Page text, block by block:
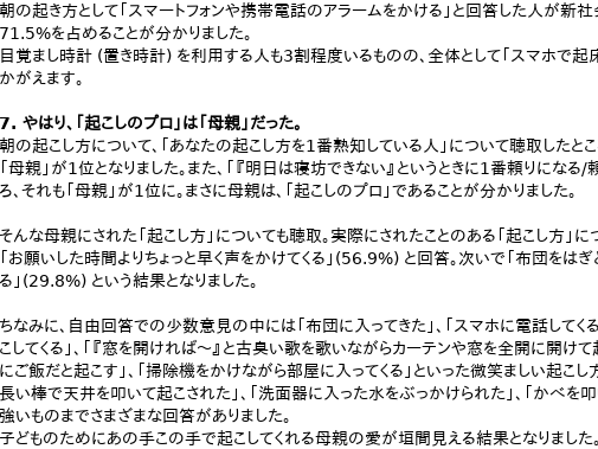
朝の起き方として「スマートフォンや携帯電話のアラームをかける」と回答した人が新
71.5%を占めることが分かりました。
目覚まし時計 (置き時計) を利用する人も3割程度いるものの、全体として「スマホで起
かがえます。
7. やはり、「起こしのプロ」は「母親」だった。
朝の起こし方について、「あなたの起こし方を1番熟知している人」について聴取したと
「母親」が1位となりました。また、「『明日は寝坊できない』というときに1番頼りにな
ろ、それも「母親」が1位に。まさに母親は、「起こしのプロ」であることが分かりました。
そんな母親にされた「起こし方」についても聴取。実際にされたことのある「起こし方」
「お願いした時間よりちょっと早く声をかけてくる」(56.9%) と回答。次いで「布団をは
る」(29.8%) という結果となりました。
ちなみに、自由回答での少数意見の中には「布団に入ってきた」、「スマホに電話してくる
こしてくる」、「『窓を開ければ～』と古臭い歌を歌いながらカーテンや窓を全開に開けて
にご飯だと起こす」、「掃除機をかけながら部屋に入ってくる」といった微笑ましい起こ
長い棒で天井を叩いて起こされた」、「洗面器に入った水をぶっかけられた」、「かべを
強いものまでさまざまな回答がありました。
子どものためにあの手この手で起こしてくれる母親の愛が垣間見える結果となりました。